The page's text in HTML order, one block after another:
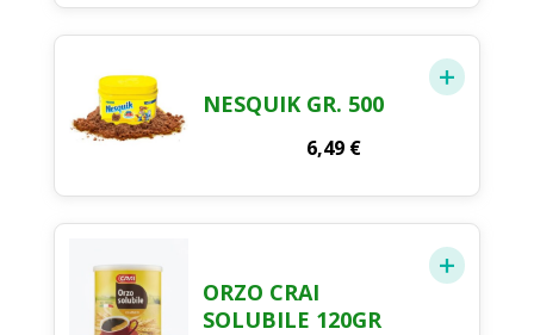
NESQUIK GR. 500
6,49 €
ORZO CRAI
SOLUBILE 120GR